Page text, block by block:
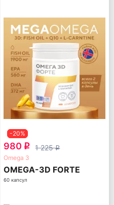
-20%
980 q 1 225q
Omega 3
OMEGA-3D FORTE
60 капсул